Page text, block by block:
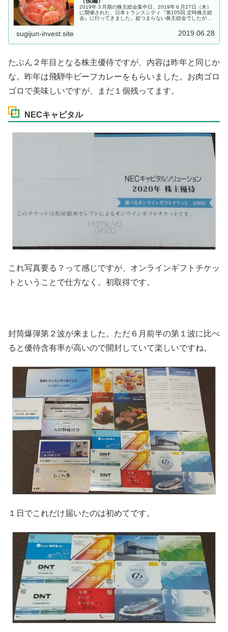
2019年３月期の株主総会集中日、2019年６月27日（木）
に開催された、日本トランスシティ『第105回 定時株主総
会』に行ってきました。超つまらない株主総会でしたが、
sugijun-invest.site 2019.06.28
たぶん２年目となる株主優待ですが、内容は昨年と同じか
な。昨年は飛騨牛ビーフカレーをもらいました。お肉ゴロ
ゴロで美味しいですが、まだ１個残ってます。
NECキャピタル
これ写真要る？って感じですが、オンラインギフトチケッ
トということで仕方なく。初取得です。
封筒爆弾第２波が来ました。ただ６月前半の第１波に比べ
ると優待含有率が高いので開封していて楽しいですね。
１日でこれだけ届いたのは初めてです。